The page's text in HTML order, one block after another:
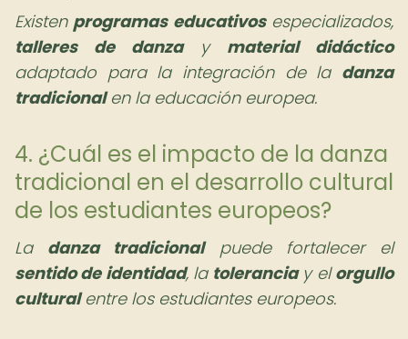
Existen programas educativosespecializados,
talleres de danzay material didáctico
adaptado para la integración de la danza
tradicionalen la educación europea.
4. ¿Cuál es el impacto de la danza
tradicional en el desarrollo cultural
de los estudiantes europeos?
La danza tradicionalpuede fortalecer el
sentido de identidad, la toleranciay elorgullo
culturalentre los estudiantes europeos.